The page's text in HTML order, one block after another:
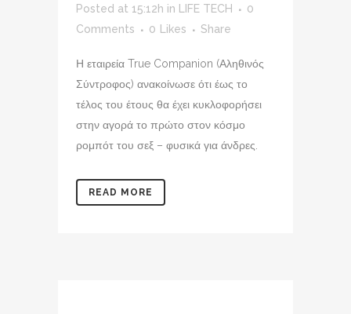
Posted at 15:12h in LIFE TECH
0
Comments
0 Likes Share
Η εταιρεία True Companion (Αληθινός
Σύντροφος) ανακοίνωσε ότι έως το
τέλος του έτους θα έχει κυκλοφορήσει
στην αγορά το πρώτο στον κόσμο
ρομπότ του σεξ – φυσικά για άνδρες.
READ MORE